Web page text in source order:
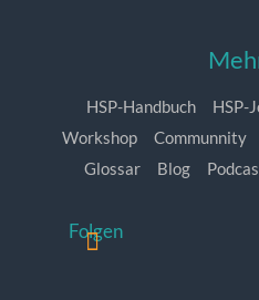
HSP-Handbuch HSP-
Workshop
Communnity
Glossar
Blog
Folgen